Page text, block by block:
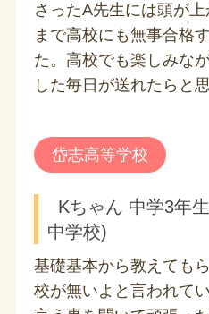
さったA先生には頭が
まで高校にも無事合格
た。高校でも楽しみな
した毎日が送れたらと
岱志高等学校
Kちゃん 中学3年
中学校)
基礎基本から教えても
校が無いよと言われて